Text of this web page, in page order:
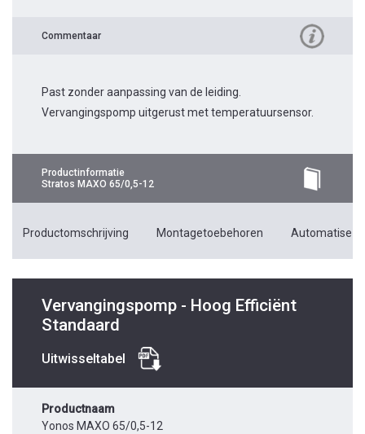
Commentaar
Past zonder aanpassing van de leiding.
Vervangingspomp uitgerust met temperatuursensor.
Productinformatie
Stratos MAXO 65/0,5-12
Productomschrijving Montagetoebehoren
Vervangingspomp - Hoog Efficiënt
Standaard
Uitwisseltabel
Productnaam
Yonos MAXO 65/0,5-12